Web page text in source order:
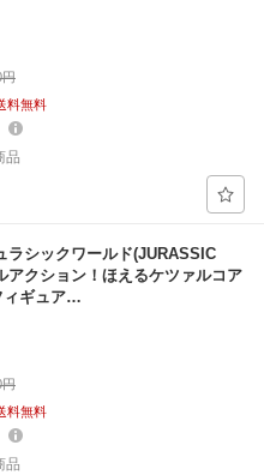
円
料無料
品
ラシックワールド(JURASSIC
クション！ほえるケツァルコア
ィギュア…
円
料無料
品